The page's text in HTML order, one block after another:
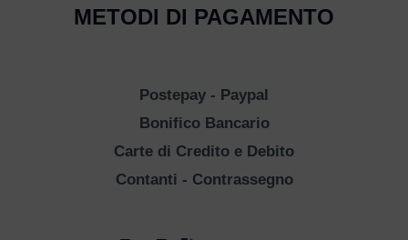
METODI DI PAGAMENTO
Postepay - Paypal
Bonifico Bancario
Carte di Credito e Debito
Contanti - Contrassegno